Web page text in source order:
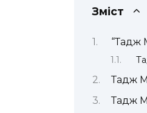
Зміст
“Тадж
Тадж
Тадж